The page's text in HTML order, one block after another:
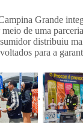
Grande
de uma
distribuiu
para a
.